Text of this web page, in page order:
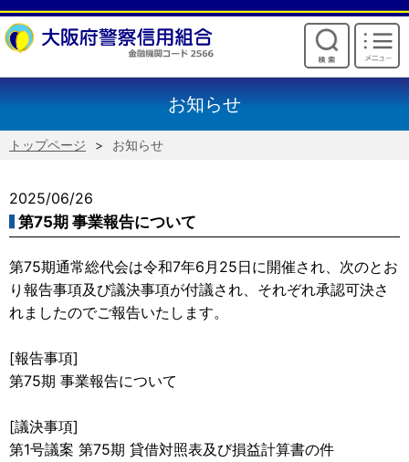
けいしんからのお願い
お知らせ
トップページ お知らせ
2025/06/26
第75期 事業報告について
第75期通常総代会は令和7年6月25日に開催され、次のとお
り報告事項及び議決事項が付議され、それぞれ承認可決さ
れましたのでご報告いたします。
[報告事項]
第75期 事業報告について
[議決事項]
第1号議案 第75期 貸借対照表及び損益計算書の件